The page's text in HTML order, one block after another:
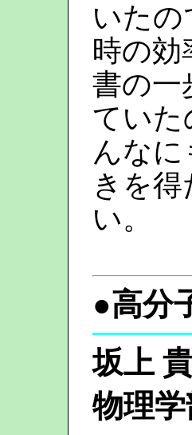
いたの
時の効
書の一
ていた
んな
きを
い。
●高分
坂上
物理学